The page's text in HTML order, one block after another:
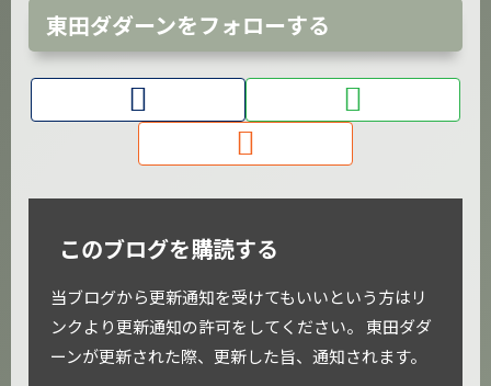
東田ダダーンをフォローする
このブログを購読する
当ブログから更新通知を受けてもいいという方はリ
ンクより更新通知の許可をしてください。 東田ダダ
ーンが更新された際、更新した旨、通知されます。